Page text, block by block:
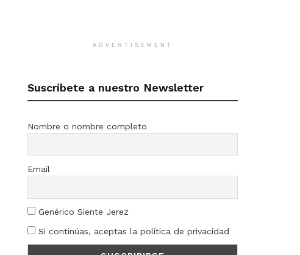
ADVERTISEMENT
Suscríbete a nuestro Newsletter
Nombre o nombre completo
Email
Genérico Siente Jerez
Si continúas, aceptas la política de privacidad